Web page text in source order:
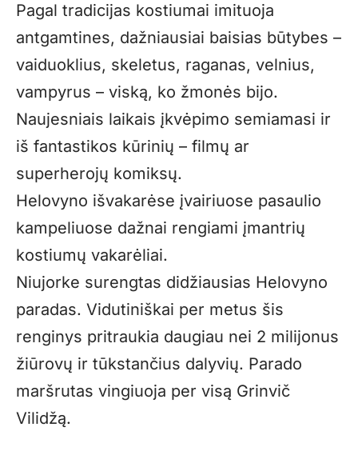
Pagal tradicijas kostiumai imituoja
antgamtines, dažniausiai baisias būtybes –
vaiduoklius, skeletus, raganas, velnius,
vampyrus – viską, ko žmonės bijo.
Naujesniais laikais įkvėpimo semiamasi ir
iš fantastikos kūrinių – filmų ar
superherojų komiksų.
Helovyno išvakarėse įvairiuose pasaulio
kampeliuose dažnai rengiami įmantrių
kostiumų vakarėliai.
Niujorke surengtas didžiausias Helovyno
paradas. Vidutiniškai per metus šis
renginys pritraukia daugiau nei 2 milijonus
žiūrovų ir tūkstančius dalyvių. Parado
maršrutas vingiuoja per visą Grinvič
Vilidžą.